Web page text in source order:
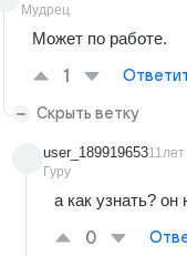
Мудрец
Может по работе.
1
Скрыть ветку
user_189919653
Гуру
11лет
а как узнать? он
0